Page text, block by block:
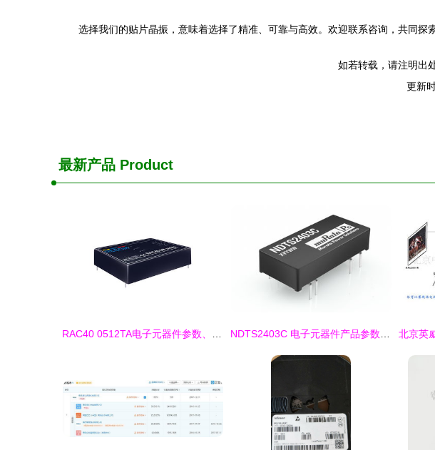
选择我们的贴片晶振，意味着选择了精准、可靠与高效。欢迎联系咨询，共同探
如若转载，请注明出
更新
最新产品 Product